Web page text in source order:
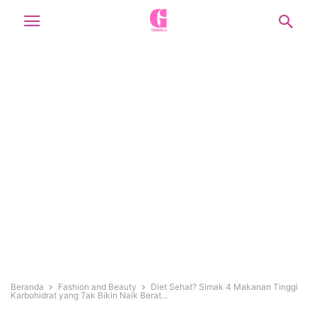
Beranda Fashion and Beauty
Diet Sehat? Simak 4 Makanan Tinggi
Karbohidrat yang Tak Bikin Naik Berat...